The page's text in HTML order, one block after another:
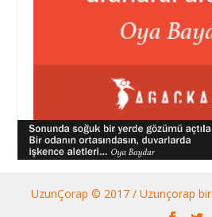
UzunÇorap © 2017 / Uzunçorap bir